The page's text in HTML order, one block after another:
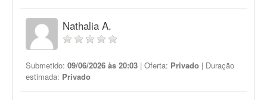
Nathalia A.
Submetido: 09/06/2026 às 20:03 | Oferta: Privado | Duração
estimada: Privado